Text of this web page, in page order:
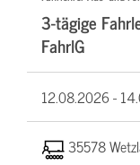
3-tägige
FahrlG
12.08.2026 -
35578